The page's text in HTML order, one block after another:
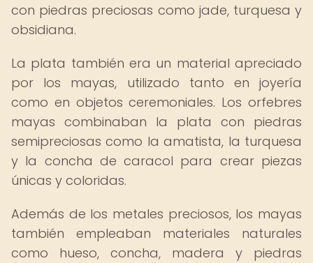
con piedras preciosas como jade, turquesa y
obsidiana.
La plata también era un material apreciado
por los mayas, utilizado tanto en joyería
como en objetos ceremoniales. Los orfebres
mayas combinaban la plata con piedras
semipreciosas como la amatista, la turquesa
y la concha de caracol para crear piezas
únicas y coloridas.
Además de los metales preciosos, los mayas
también empleaban materiales naturales
como hueso, concha, madera y piedras